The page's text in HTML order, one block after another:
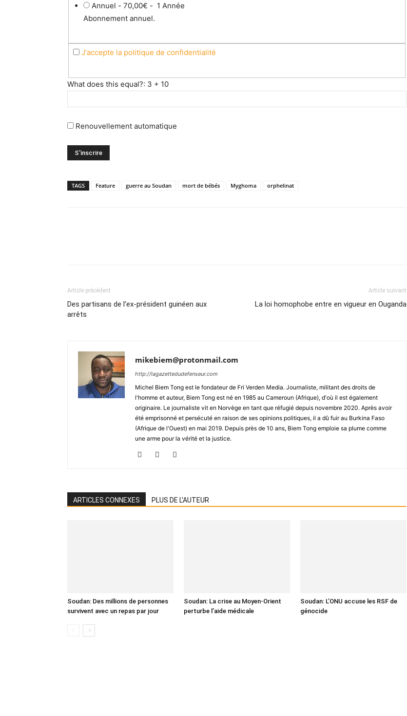
Annuel -70,00€ - 1 Année
Abonnement annuel.
J'accepte la politique de confidentialité
What does this equal?: 3 + 10
Renouvellement automatique
TAGS Feature guerre au Soudan mort de bébés Myghoma orphelinat
Article précédent
Des partisans de l’ex-président guinéen aux
arrêts
Article suivant
La loi homophobe entre en vigueur en Ouganda
mikebiem@protonmail.com
http://lagazettedudefenseur.com
Michel Biem Tong est le fondateur de Fri Verden Media. Journaliste, militant des droits de
l'homme et auteur, Biem Tong est né en 1985 au Cameroun (Afrique), d'où il est également
originaire. Le journaliste vit en Norvège en tant que réfugié depuis novembre 2020. Après avoir
été emprisonné et persécuté en raison de ses opinions politiques, il a dû fuir au Burkina Faso
(Afrique de l'Ouest) en mai 2019. Depuis près de 10 ans, Biem Tong emploie sa plume comme
une arme pour la vérité et la justice.
ARTICLES CONNEXES PLUS DE L'AUTEUR
Soudan: Des millions de personnes
survivent avec un repas par jour
Soudan: La crise au Moyen-Orient
perturbe l’aide médicale
Soudan: L’ONU accuse les RSF de
génocide